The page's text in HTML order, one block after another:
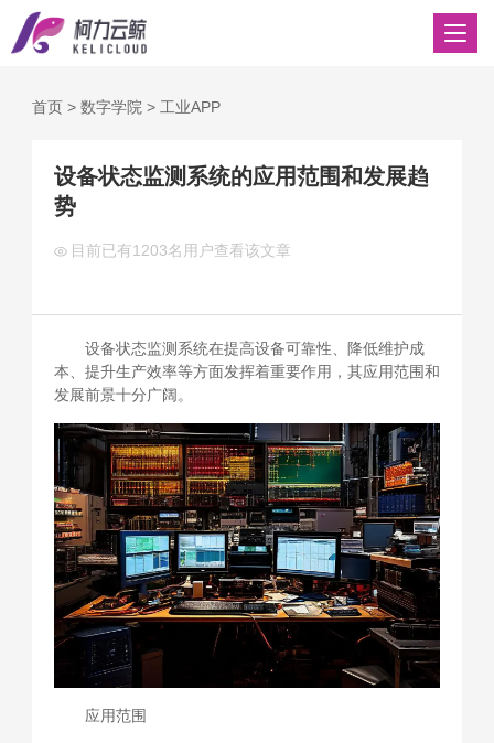
首页> 数字学院 > 工业APP
设备状态监测系统的应用范围和发展趋
势
目前已有1203名用户查看该文章
设备状态监测系统在提高设备可靠性、降低维护成
本、提升生产效率等方面发挥着重要作用，其应用范围和
发展前景十分广阔。
应用范围